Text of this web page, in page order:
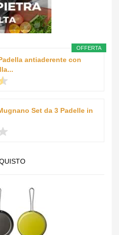
OFFERTA
antiaderente con
Set da 3 Padelle in